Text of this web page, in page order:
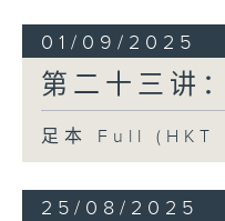
01/09/2025
第二十三讲
足本 Full
25/08/2025